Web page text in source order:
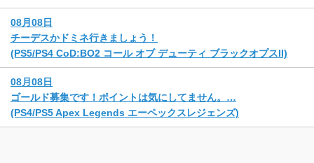
08月08日
チーデスかドミネ行きましょう！
(PS5/PS4 CoD:BO2 コール オブ デューティ ブラックオプスII)
08月08日
ゴールド募集です！ポイントは気にしてません。…
(PS4/PS5 Apex Legends エーペックスレジェンズ)